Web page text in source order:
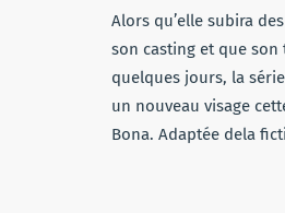
Alors qu’elle subira
son casting et que son
quelques jours, la
un nouveau visage
Bona. Adaptée dela